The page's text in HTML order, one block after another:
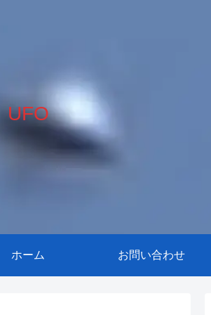
UFO
ホーム お問い合わせ